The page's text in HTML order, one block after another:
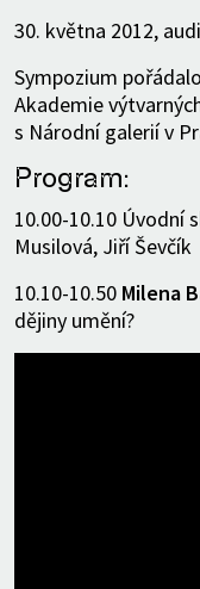
30. května 2012,
Sympozium
Akademie
s Národní galerií v
Program:
10.00-10.10 Úvodní
Musilová, Jiří Ševčík
10.10-10.50 Milena
dějiny umění?